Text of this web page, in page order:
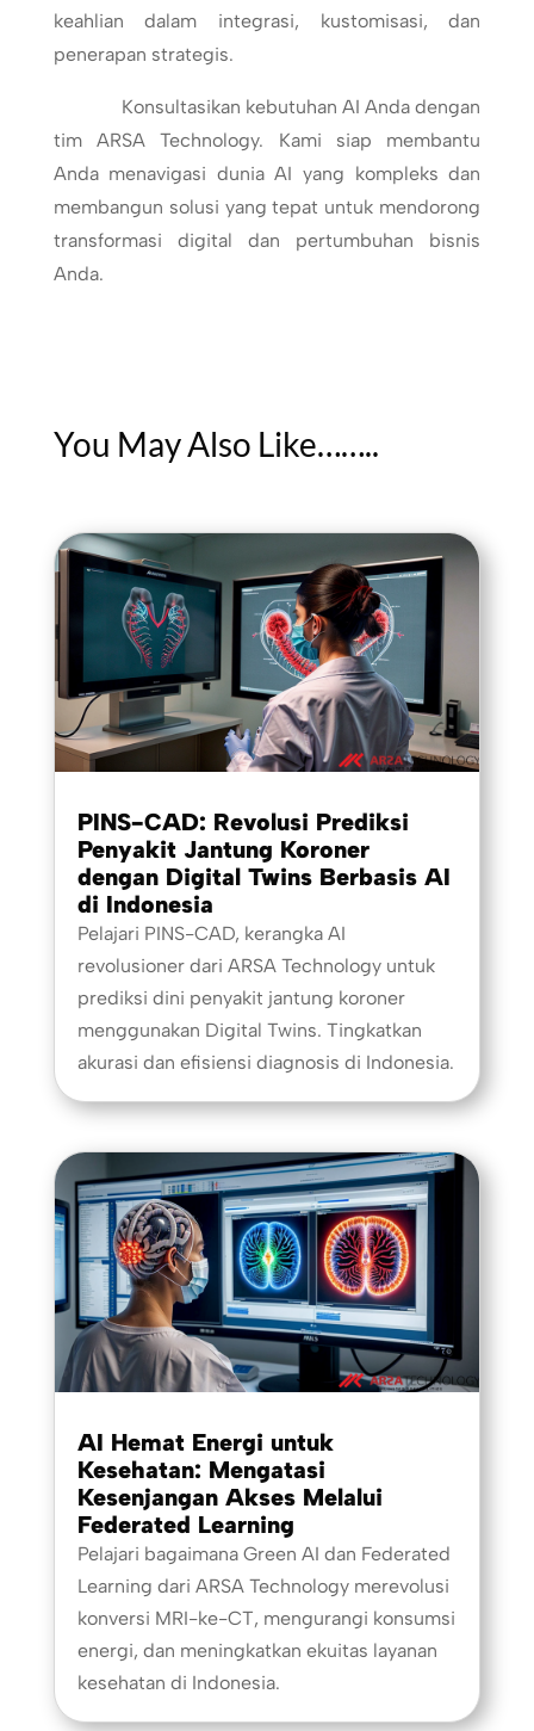
keahlian dalam integrasi, kustomisasi, dan
penerapan strategis.
Konsultasikan kebutuhan AI Anda dengan
tim ARSA Technology. Kami siap membantu
Anda menavigasi dunia AI yang kompleks dan
membangun solusi yang tepat untuk mendorong
transformasi digital dan pertumbuhan bisnis
Anda.
You May Also Like……..
PINS-CAD: Revolusi Prediksi
Penyakit Jantung Koroner
dengan Digital Twins Berbasis AI
di Indonesia
Pelajari PINS-CAD, kerangka AI
revolusioner dari ARSA Technology untuk
prediksi dini penyakit jantung koroner
menggunakan Digital Twins. Tingkatkan
akurasi dan efisiensi diagnosis di Indonesia.
AI Hemat Energi untuk
Kesehatan: Mengatasi
Kesenjangan Akses Melalui
Federated Learning
Pelajari bagaimana Green AI dan Federated
Learning dari ARSA Technology merevolusi
konversi MRI-ke-CT, mengurangi konsumsi
energi, dan meningkatkan ekuitas layanan
kesehatan di Indonesia.